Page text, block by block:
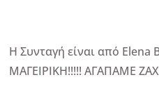
Η Συνταγή είναι από
ΜΑΓΕΙΡΙΚΗ!!!!! ΑΓΑΠΑΜΕ